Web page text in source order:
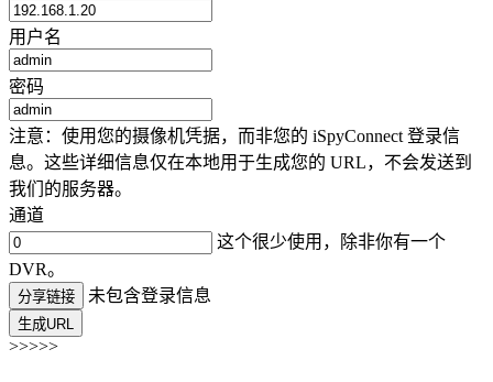
用户名
密码
注意：使用您的摄像机凭据，而非您的 iSpyConnect 登录信
息。这些详细信息仅在本地用于生成您的 URL，不会发送到
我们的服务器。
通道
这个很少使用，除非你有一个
DVR。
分享链接 未包含登录信息
生成URL
>>>>>